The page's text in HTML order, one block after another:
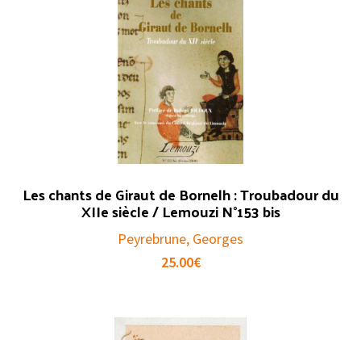
Les chants de Giraut de Bornelh : Troubadour du
XIIe siècle / Lemouzi N°153 bis
Peyrebrune, Georges
25.00€